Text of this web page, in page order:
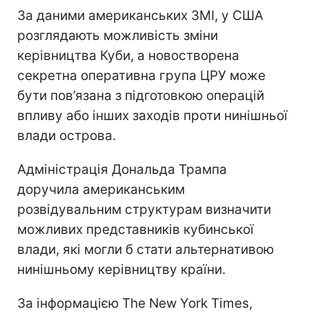
За даними американських ЗМІ, у США
розглядають можливість зміни
керівництва Куби, а новостворена
секретна оперативна група ЦРУ може
бути пов’язана з підготовкою операцій
впливу або інших заходів проти нинішньої
влади острова.
Адміністрація Дональда Трампа
доручила американським
розвідувальним структурам визначити
можливих представників кубинської
влади, які могли б стати альтернативою
нинішньому керівництву країни.
За інформацією The New York Times,